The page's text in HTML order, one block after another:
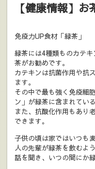
【健康情報】お
免疫力UP食材「緑茶」
緑茶には4種類ものカテ
茶がお勧めです。
カテキンは抗菌作用や抗
ます。
その中で最も強く免疫細
ン」が緑茶に含まれてい
また、抗酸化作用もあり
できます。
子供の頃は家ではいつも
人の先輩が緑茶を飲むよ
話を聞き、いつの間にか